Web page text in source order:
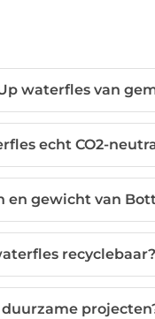
waterfles van
echt CO2-
en gewicht van
recyclebaar?